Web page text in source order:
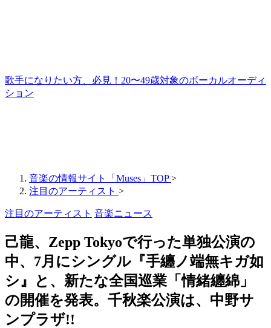
歌手になりたい方、必見！20〜49歳対象のボーカルオーディ
ション
音楽の情報サイト「Muses」TOP >
注目のアーティスト >
注目のアーティスト 音楽ニュース
己龍、Zepp Tokyoで行った単独公演の
中、7月にシングル『手纏ノ端無キガ如
シ』と、新たな全国巡業「情緒纏綿」
の開催を発表。千秋楽公演は、中野サ
ンプラザ!!